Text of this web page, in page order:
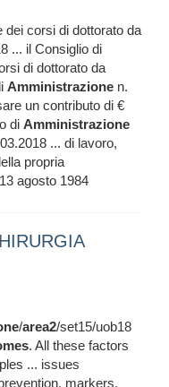
dei corsi di dottorato da
... il Consiglio di
di dottorato da
Amministrazione n.
un contributo di €
di Amministrazione
... di lavoro,
propria
agosto 1984
/area2/set15/uob18
. All these factors
... issues
markers,